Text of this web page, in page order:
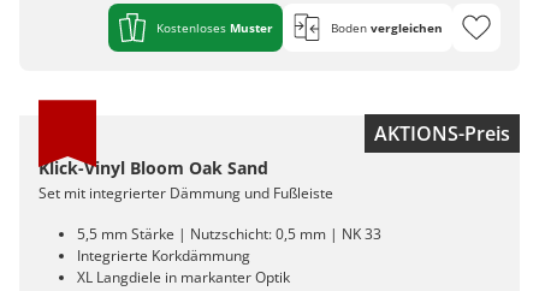
Kostenloses Muster Boden vergleichen
AKTIONS-Preis
Klick-Vinyl Bloom Oak Sand
Set mit integrierter Dämmung und Fußleiste
5,5 mm Stärke | Nutzschicht: 0,5 mm | NK 33
Integrierte Korkdämmung
XL Langdiele in markanter Optik